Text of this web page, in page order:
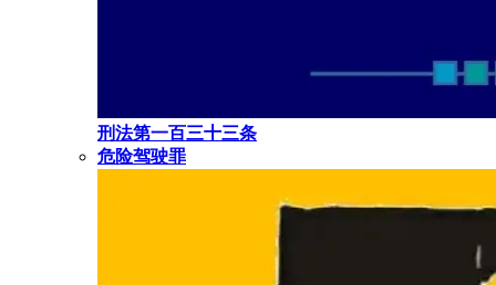
刑法第一百三十三条
危险驾驶罪